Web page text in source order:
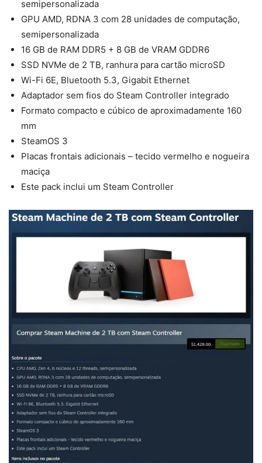
semipersonalizada
GPU AMD, RDNA 3 com 28 unidades de computação,
semipersonalizada
16 GB de RAM DDR5 + 8 GB de VRAM GDDR6
SSD NVMe de 2 TB, ranhura para cartão microSD
Wi-Fi 6E, Bluetooth 5.3, Gigabit Ethernet
Adaptador sem fios do Steam Controller integrado
Formato compacto e cúbico de aproximadamente 160
mm
SteamOS 3
Placas frontais adicionais – tecido vermelho e nogueira
maciça
Este pack inclui um Steam Controller